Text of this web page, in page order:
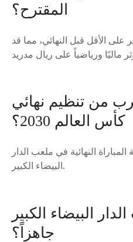
المقترح؟
على الأقل قبل النهائي، مما قد
من تنظيم نهائي
كأس العالم 2030؟
النهائية في ملعب الدار
البيضاء الكبير.
البيضاء الكبير
جاهزاً؟